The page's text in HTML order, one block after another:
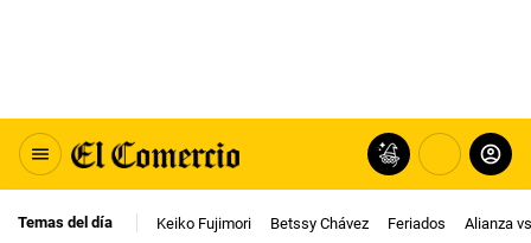
Temas del día Keiko Fujimori Betssy Chávez Feriados Alianza